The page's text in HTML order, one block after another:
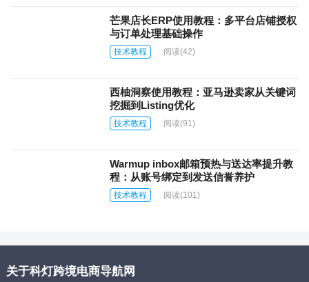
芒果店长ERP使用教程：多平台店铺授权
与订单处理基础操作
技术教程 阅读(42)
西柚洞察使用教程：亚马逊卖家从关键词
挖掘到Listing优化
技术教程 阅读(91)
Warmup inbox邮箱预热与送达率提升教
程：从账号绑定到发送信誉养护
技术教程 阅读(101)
关于科灯跨境电商导航网